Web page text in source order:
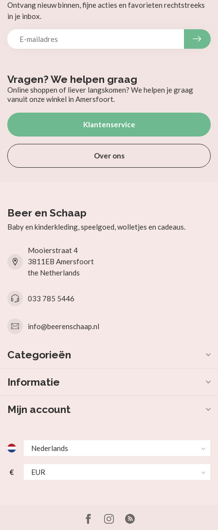
Vragen? We helpen graag
Online shoppen of liever langskomen? We helpen je graag
vanuit onze winkel in Amersfoort.
Klantenservice
Over ons
Ontvang nieuw binnen, fijne acties en favorieten rechtstreeks
in je inbox.
Beer en Schaap
Baby en kinderkleding, speelgoed, wolletjes en cadeaus.
Mooierstraat 4
3811EB Amersfoort
the Netherlands
033 785 5446
info@beerenschaap.nl
Categorieën
Informatie
Mijn account
€